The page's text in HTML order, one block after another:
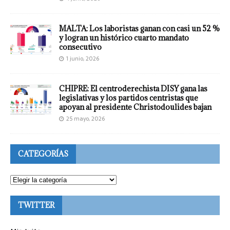
MALTA: Los laboristas ganan con casi un 52 %
y logran un histórico cuarto mandato
consecutivo
1 junio, 2026
CHIPRE: El centroderechista DISY gana las
legislativas y los partidos centristas que
apoyan al presidente Christodoulides bajan
25 mayo, 2026
CATEGORÍAS
TWITTER